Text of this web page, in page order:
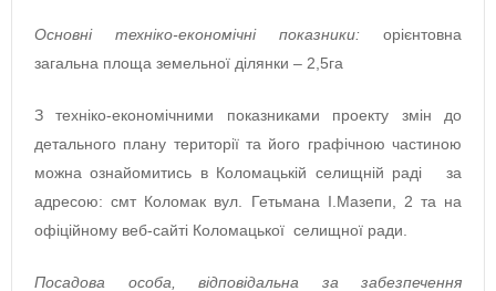
Основні техніко-економічні показники: орієнтовна
загальна площа земельної ділянки – 2,5га
З техніко-економічними показниками проекту змін до
детального плану території та його графічною частиною
можна ознайомитись в Коломацькій селищній раді за
адресою: смт Коломак вул. Гетьмана І.Мазепи, 2 та на
офіційному веб-сайті Коломацької селищної ради.
Посадова особа, відповідальна за забезпечення